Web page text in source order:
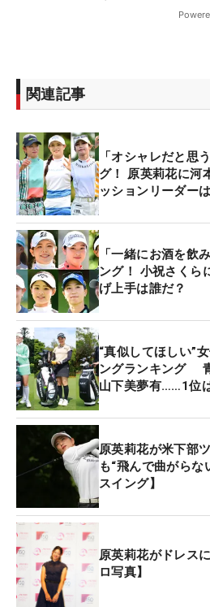
関連記事
「オシャレだと思
グ！ 原英莉花に河
ッションリーダー
「一緒にお酒を飲
ング！ 小祝さく
げ上手は誰だ？
“真似してほしい”
ングランキング 青
山下美夢有……1位
原英莉花が米下部
も“飛んで曲がらな
スイング】
原英莉花がドレス
ロ写真】